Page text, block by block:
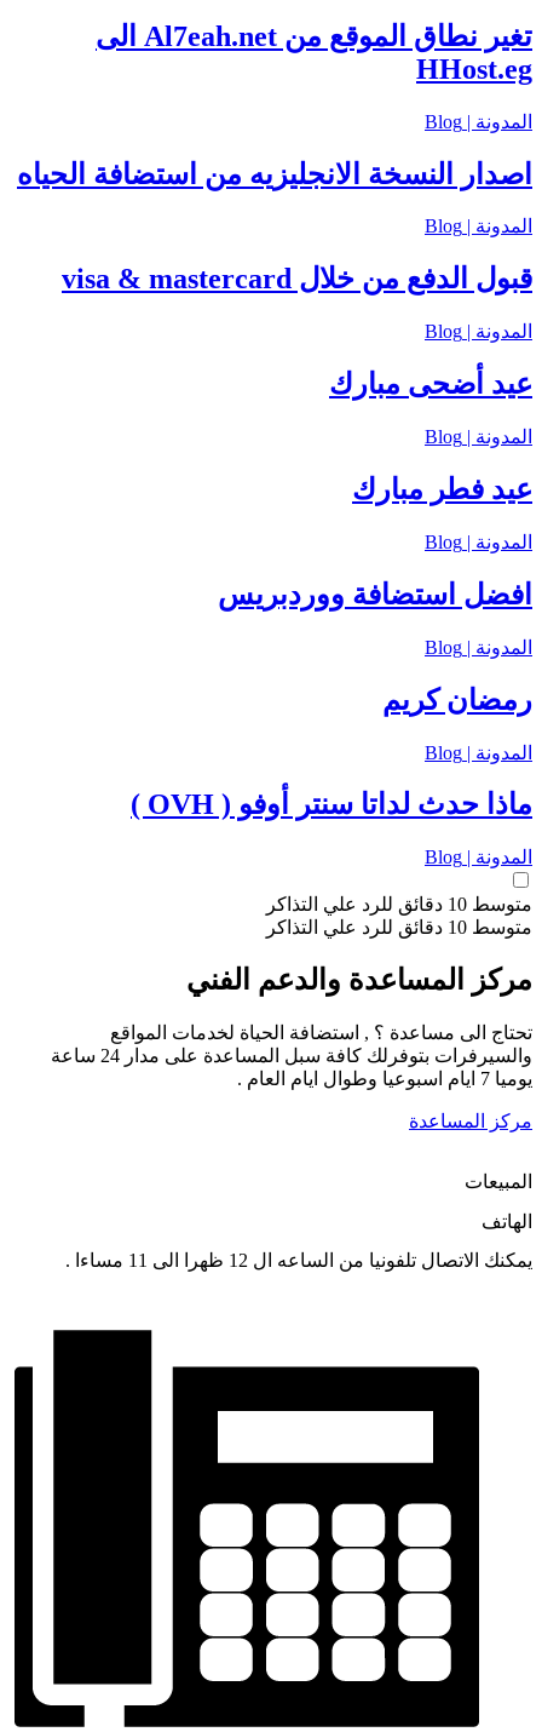
تغير نطاق الموقع من Al7eah.net الى
HHost.eg
المدونة | Blog
اصدار النسخة الانجليزيه من استضافة الحياه
المدونة | Blog
قبول الدفع من خلال visa & mastercard
المدونة | Blog
عيد أضحى مبارك
المدونة | Blog
عيد فطر مبارك
المدونة | Blog
افضل استضافة ووردبريس
المدونة | Blog
رمضان كريم
المدونة | Blog
ماذا حدث لداتا سنتر أوفو ( OVH )
المدونة | Blog
متوسط 10 دقائق للرد علي التذاكر
متوسط 10 دقائق للرد علي التذاكر
مركز المساعدة والدعم الفني
تحتاج الى مساعدة ؟ , استضافة الحياة لخدمات المواقع
والسيرفرات بتوفرلك كافة سبل المساعدة على مدار 24 ساعة
يوميا 7 ايام اسبوعيا وطوال ايام العام .
مركز المساعدة
المبيعات
الهاتف
يمكنك الاتصال تلفونيا من الساعه ال 12 ظهرا الى 11 مساءا .